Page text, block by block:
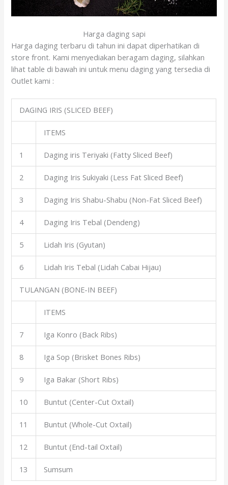
Harga daging sapi
Harga daging terbaru di tahun ini dapat diperhatikan di
store front. Kami menyediakan beragam daging, silahkan
lihat table di bawah ini untuk menu daging yang tersedia di
Outlet kami :
DAGING IRIS (SLICED BEEF)
ITEMS
1 Daging iris Teriyaki (Fatty Sliced Beef)
2 Daging Iris Sukiyaki (Less Fat Sliced Beef)
3 Daging Iris Shabu-Shabu (Non-Fat Sliced Beef)
4 Daging Iris Tebal (Dendeng)
5 Lidah Iris (Gyutan)
6 Lidah Iris Tebal (Lidah Cabai Hijau)
TULANGAN (BONE-IN BEEF)
ITEMS
7 Iga Konro (Back Ribs)
8 Iga Sop (Brisket Bones Ribs)
9 Iga Bakar (Short Ribs)
10 Buntut (Center-Cut Oxtail)
11 Buntut (Whole-Cut Oxtail)
12 Buntut (End-tail Oxtail)
13 Sumsum